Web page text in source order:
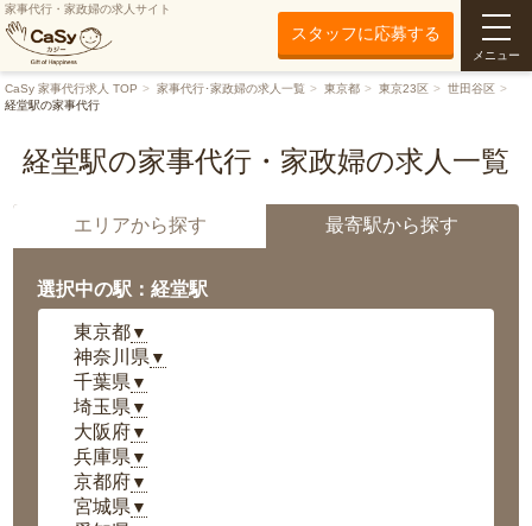
家事代行・家政婦の求人サイト
スタッフに応募する
メニュー
CaSy 家事代行求人 TOP 家事代行･家政婦の求人一覧 東京都 東京23区
世田谷区
経堂駅の家事代行
経堂駅の家事代行・家政婦の求人一覧
エリアから探す 最寄駅から探す
選択中の駅：経堂駅
東京都▼
神奈川県 ▼
千葉県 ▼
埼玉県 ▼
大阪府▼
兵庫県 ▼
京都府▼
宮城県 ▼